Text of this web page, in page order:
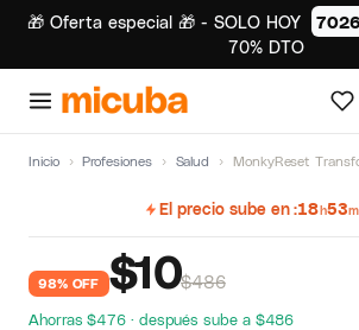
🎁 Oferta especial 🎁 - SOLO HOY
70% DTO
Inicio › Profesiones › Salud › MonkyReset
El precio sube en 18h53m
98% OFF $10$486
Ahorras $476 · después sube a $486